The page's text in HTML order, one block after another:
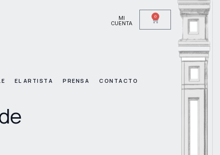
MI
CUENTA
0
EL ARTISTA PRENSA CONTACTO